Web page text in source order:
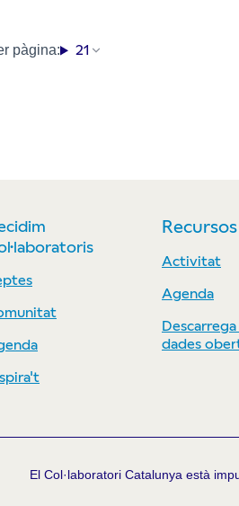
pàgina: 21
Recursos
Activitat
Agenda
dades
El Col·laboratori Catalunya està